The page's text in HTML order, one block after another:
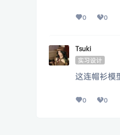
0 0
Tsuki
实习设计
这连帽衫模
0 0